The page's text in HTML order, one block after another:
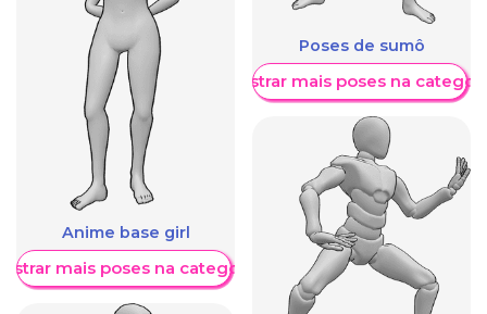
Anime base girl
mais poses na categoria
Poses de sumô
Mostrar mais poses na